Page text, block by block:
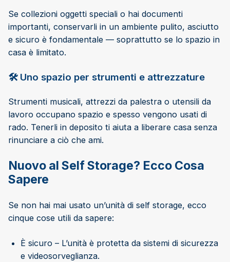
Se collezioni oggetti speciali o hai documenti
importanti, conservarli in un ambiente pulito, asciutto
e sicuro è fondamentale — soprattutto se lo spazio in
casa è limitato.
🛠️ Uno spazio per strumenti e attrezzature
Strumenti musicali, attrezzi da palestra o utensili da
lavoro occupano spazio e spesso vengono usati di
rado. Tenerli in deposito ti aiuta a liberare casa senza
rinunciare a ciò che ami.
Nuovo al Self Storage? Ecco Cosa
Sapere
Se non hai mai usato un’unità di self storage, ecco
cinque cose utili da sapere:
È sicuro – L’unità è protetta da sistemi di sicurezza
e videosorveglianza.